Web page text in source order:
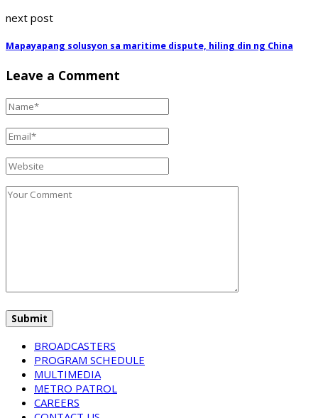
next post
Mapayapang solusyon sa maritime dispute, hiling din ng China
Leave a Comment
BROADCASTERS
PROGRAM SCHEDULE
MULTIMEDIA
METRO PATROL
CAREERS